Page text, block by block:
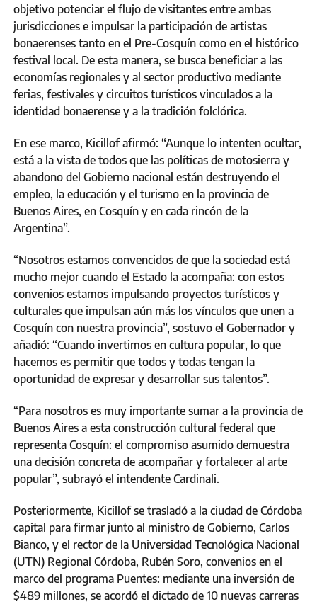
objetivo potenciar el flujo de visitantes entre ambas
jurisdicciones e impulsar la participación de artistas
bonaerenses tanto en el Pre-Cosquín como en el histórico
festival local. De esta manera, se busca beneficiar a las
economías regionales y al sector productivo mediante
ferias, festivales y circuitos turísticos vinculados a la
identidad bonaerense y a la tradición folclórica.
En ese marco, Kicillof afirmó: “Aunque lo intenten ocultar,
está a la vista de todos que las políticas de motosierra y
abandono del Gobierno nacional están destruyendo el
empleo, la educación y el turismo en la provincia de
Buenos Aires, en Cosquín y en cada rincón de la
Argentina”.
“Nosotros estamos convencidos de que la sociedad está
mucho mejor cuando el Estado la acompaña: con estos
convenios estamos impulsando proyectos turísticos y
culturales que impulsan aún más los vínculos que unen a
Cosquín con nuestra provincia”, sostuvo el Gobernador y
añadió: “Cuando invertimos en cultura popular, lo que
hacemos es permitir que todos y todas tengan la
oportunidad de expresar y desarrollar sus talentos”.
“Para nosotros es muy importante sumar a la provincia de
Buenos Aires a esta construcción cultural federal que
representa Cosquín: el compromiso asumido demuestra
una decisión concreta de acompañar y fortalecer al arte
popular”, subrayó el intendente Cardinali.
Posteriormente, Kicillof se trasladó a la ciudad de Córdoba
capital para firmar junto al ministro de Gobierno, Carlos
Bianco, y el rector de la Universidad Tecnológica Nacional
(UTN) Regional Córdoba, Rubén Soro, convenios en el
marco del programa Puentes: mediante una inversión de
$489 millones, se acordó el dictado de 10 nuevas carreras